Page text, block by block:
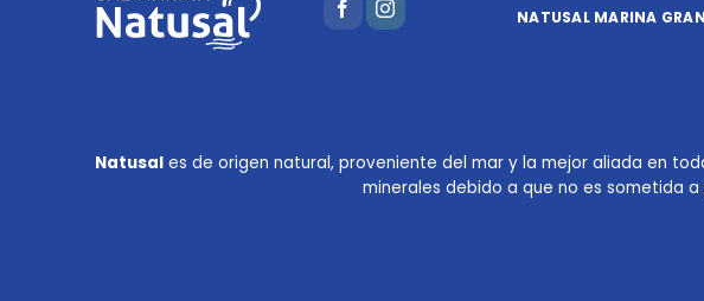
NATUSAL MARINA
Natusales de origen natural, proveniente del mar y la mejor aliada en
minerales debido a que no es sometida